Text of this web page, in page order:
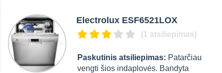
Electrolux ESF6521LOX
(1 atsiliepimas)
Paskutinis atsiliepimas: Patarčiau
vengti šios indaplovės. Bandyta